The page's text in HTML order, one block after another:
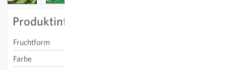
Produktinformation
Fruchtform
Farbe